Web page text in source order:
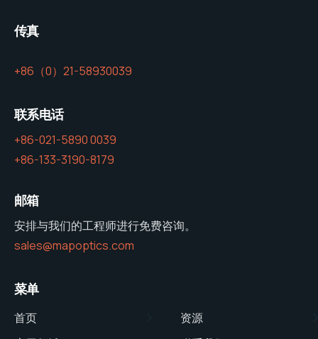
传真
+86（0）21-58930039
联系电话
+86-021-5890 0039
+86-133-3190-8179
邮箱
安排与我们的工程师进行免费咨询。
sales@mapoptics.com
菜单
首页
资源